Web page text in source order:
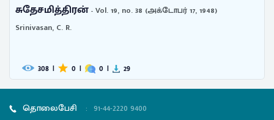
சுதேசமித்திரன்- Vol. 19, no. 38 (அக்டோபர் 17, 1948)
Srinivasan, C. R.
308 | 0 | 0 | 29
தொலைபேசி : 91-44-2220 9400